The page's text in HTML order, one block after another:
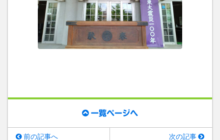
一覧ページへ
前の記事へ 次の記事